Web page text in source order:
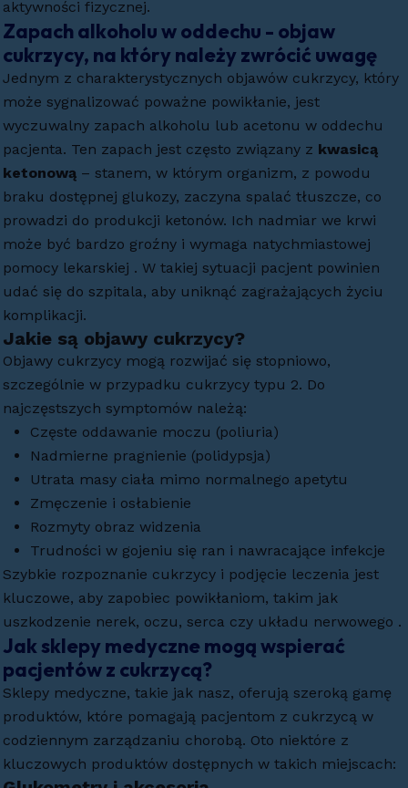
aktywności fizycznej.
Zapach alkoholu w oddechu - objaw
cukrzycy, na który należy zwrócić uwagę
Jednym z charakterystycznych objawów cukrzycy, który
może sygnalizować poważne powikłanie, jest
wyczuwalny zapach alkoholu lub acetonu w oddechu
pacjenta. Ten zapach jest często związany z kwasicą
ketonową – stanem, w którym organizm, z powodu
braku dostępnej glukozy, zaczyna spalać tłuszcze, co
prowadzi do produkcji ketonów. Ich nadmiar we krwi
może być bardzo groźny i wymaga natychmiastowej
pomocy lekarskiej . W takiej sytuacji pacjent powinien
udać się do szpitala, aby uniknąć zagrażających życiu
komplikacji.
Jakie są objawy cukrzycy?
Objawy cukrzycy mogą rozwijać się stopniowo,
szczególnie w przypadku cukrzycy typu 2. Do
najczęstszych symptomów należą:
Częste oddawanie moczu (poliuria)
Nadmierne pragnienie (polidypsja)
Utrata masy ciała mimo normalnego apetytu
Zmęczenie i osłabienie
Rozmyty obraz widzenia
Trudności w gojeniu się ran i nawracające infekcje
Szybkie rozpoznanie cukrzycy i podjęcie leczenia jest
kluczowe, aby zapobiec powikłaniom, takim jak
uszkodzenie nerek, oczu, serca czy układu nerwowego .
Jak sklepy medyczne mogą wspierać
pacjentów z cukrzycą?
Sklepy medyczne, takie jak nasz, oferują szeroką gamę
produktów, które pomagają pacjentom z cukrzycą w
codziennym zarządzaniu chorobą. Oto niektóre z
kluczowych produktów dostępnych w takich miejscach: